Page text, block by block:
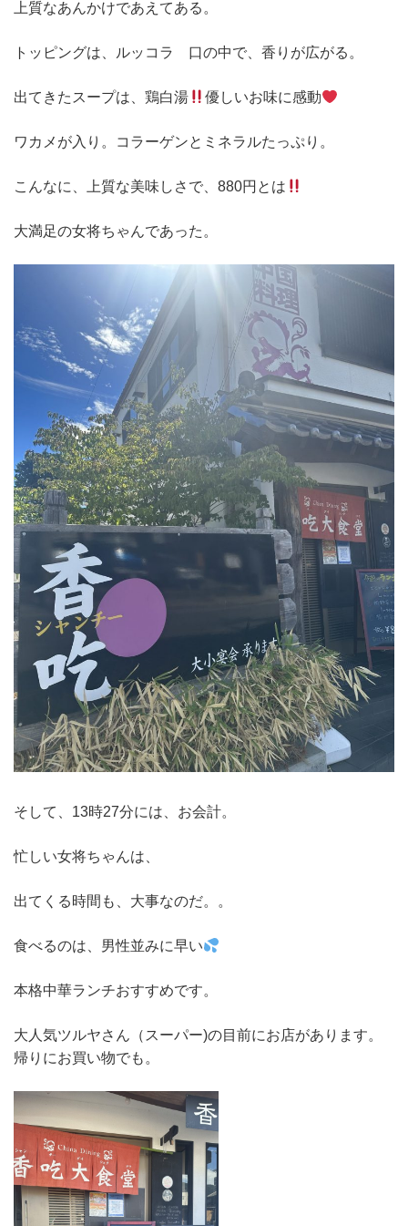
上質なあんかけであえてある。
トッピングは、ルッコラ 口の中で、香りが広がる。
出てきたスープは、鶏白湯 優しいお味に感動
ワカメが入り。コラーゲンとミネラルたっぷり。
こんなに、上質な美味しさで、880円とは
大満足の女将ちゃんであった。
そして、13時27分には、お会計。
忙しい女将ちゃんは、
出てくる時間も、大事なのだ。。
食べるのは、男性並みに早い
本格中華ランチおすすめです。
大人気ツルヤさん（スーパー)の目前にお店があります。
帰りにお買い物でも。